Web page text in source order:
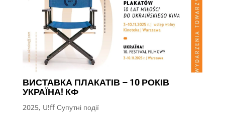
ВИСТАВКА ПЛАКАТІВ – 10 РОКІВ
УКРАЇНА! КФ
2025, U!ff Супутні події